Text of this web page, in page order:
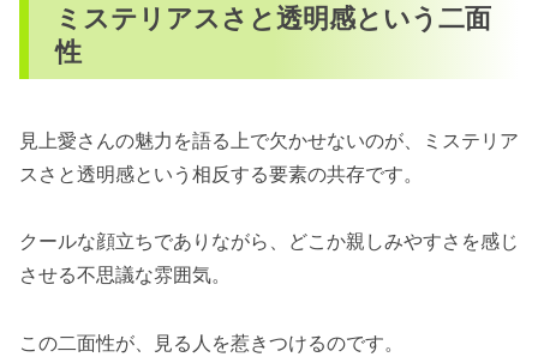
ミステリアスさと透明感という二面
性
見上愛さんの魅力を語る上で欠かせないのが、ミステリア
スさと透明感という相反する要素の共存です。
クールな顔立ちでありながら、どこか親しみやすさを感じ
させる不思議な雰囲気。
この二面性が、見る人を惹きつけるのです。